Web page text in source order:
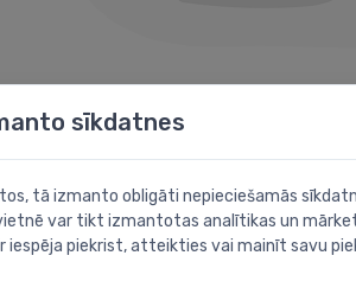
404 kļūda
Iespējams noder kāda no šīm
sīkdatnes
tā izmanto obligāti nepieciešamās
var tikt izmantotas analītikas un
iespēja piekrist, atteikties vai mainīt savu